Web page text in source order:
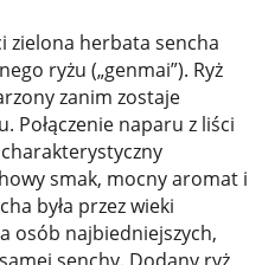
zielona herbata sencha
ryżu („genmai”). Ryż
zanim zostaje
Połączenie naparu z liści
smak, mocny aromat i
była przez wieki
osób najbiedniejszych,